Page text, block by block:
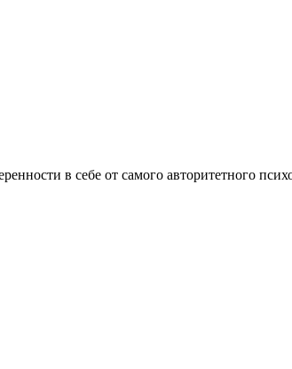
в себе от самого авторитетного